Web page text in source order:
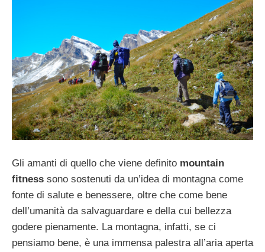
Gli amanti di quello che viene definito mountain
fitness sono sostenuti da un’idea di montagna come
fonte di salute e benessere, oltre che come bene
dell’umanità da salvaguardare e della cui bellezza
godere pienamente. La montagna, infatti, se ci
pensiamo bene, è una immensa palestra all’aria aperta